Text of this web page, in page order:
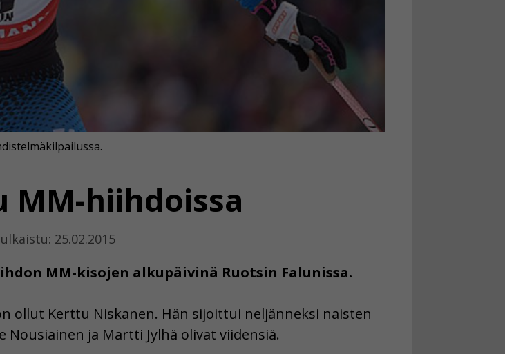
MM-hiihdoissa
25.02.2015
MM-kisojen alkupäivinä Ruotsin Falunissa.
ollut Kerttu Niskanen. Hän sijoittui neljänneksi naisten
ja Martti Jylhä olivat viidensiä.